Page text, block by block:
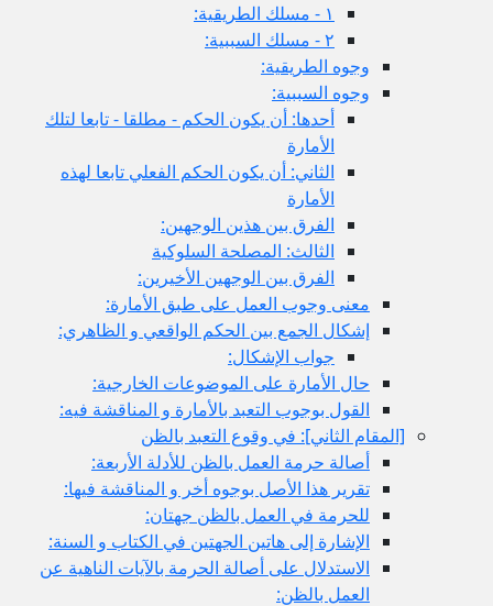
وجوه الطريقية:
أحدها: أن يكون الحكم - مطلقا - تابعا لتلك
الثاني: أن يكون الحكم الفعلي تابعا لهذه
الفرق بين هذين الوجهين:
الثالث: المصلحة السلوكية
الفرق بين الوجهين الأخيرين:
معنى وجوب العمل على طبق الأمارة:
إشكال الجمع بين الحكم الواقعي و الظاهري:
جواب الإشكال:
حال الأمارة على الموضوعات الخارجية:
القول بوجوب التعبد بالأمارة و المناقشة فيه:
الثاني‏]: في وقوع التعبد بالظن
أصالة حرمة العمل بالظن للأدلة الأربعة:
تقرير هذا الأصل بوجوه أخر و المناقشة فيها:
للحرمة في العمل بالظن جهتان:
الإشارة إلى هاتين الجهتين في الكتاب و السنة:
الاستدلال على أصالة الحرمة بالآيات الناهية عن